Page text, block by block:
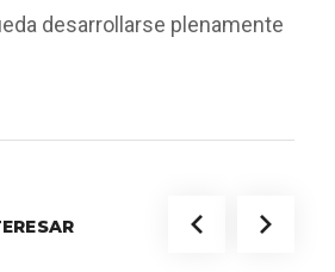
desarrollarse plenamente